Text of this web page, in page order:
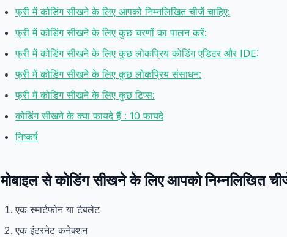
फ्री में कोडिंग सीखने के लिए आपको निम्नलिखित चीजें चाहिए:
फ्री में कोडिंग सीखने के लिए कुछ चरणों का पालन करें:
फ्री में कोडिंग सीखने के लिए कुछ लोकप्रिय कोडिंग एडिटर और IDE:
फ्री में कोडिंग सीखने के लिए कुछ लोकप्रिय संसाधन:
फ्री में कोडिंग सीखने के लिए कुछ टिप्स:
कोडिंग सीखने के क्या फायदे हैं : 10 फायदे
निष्कर्ष
मोबाइल से कोडिंग सीखने के लिए आपको निम्नलिखित
एक स्मार्टफोन या टैबलेट
एक इंटरनेट कनेक्शन